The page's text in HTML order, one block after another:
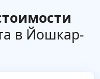
в Йошкар-